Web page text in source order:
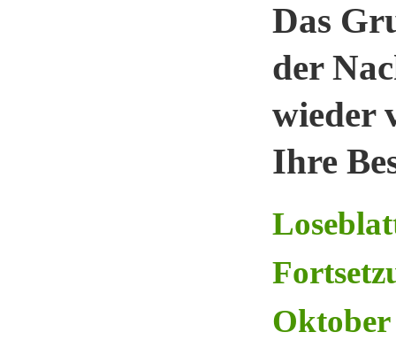
Das
der
wieder
Ihre
Oktober